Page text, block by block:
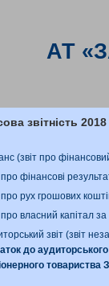
АТ
звітність 2018
(звіт про
про фінансові
про рух грошових
про власний капітал
звіт (звіт
до аудиторського
товариства